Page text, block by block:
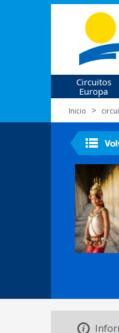
Circuitos
Europa
Inicio